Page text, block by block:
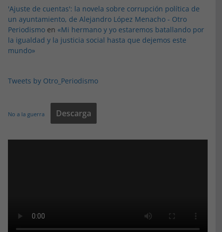
'Ajuste de cuentas': la novela sobre corrupción política de
un ayuntamiento, de Alejandro López Menacho - Otro
Periodismo en «Mi hermano y yo estaremos batallando por
la igualdad y la justicia social hasta que dejemos este
mundo»
Tweets by Otro_Periodismo
No a la guerra Descarga